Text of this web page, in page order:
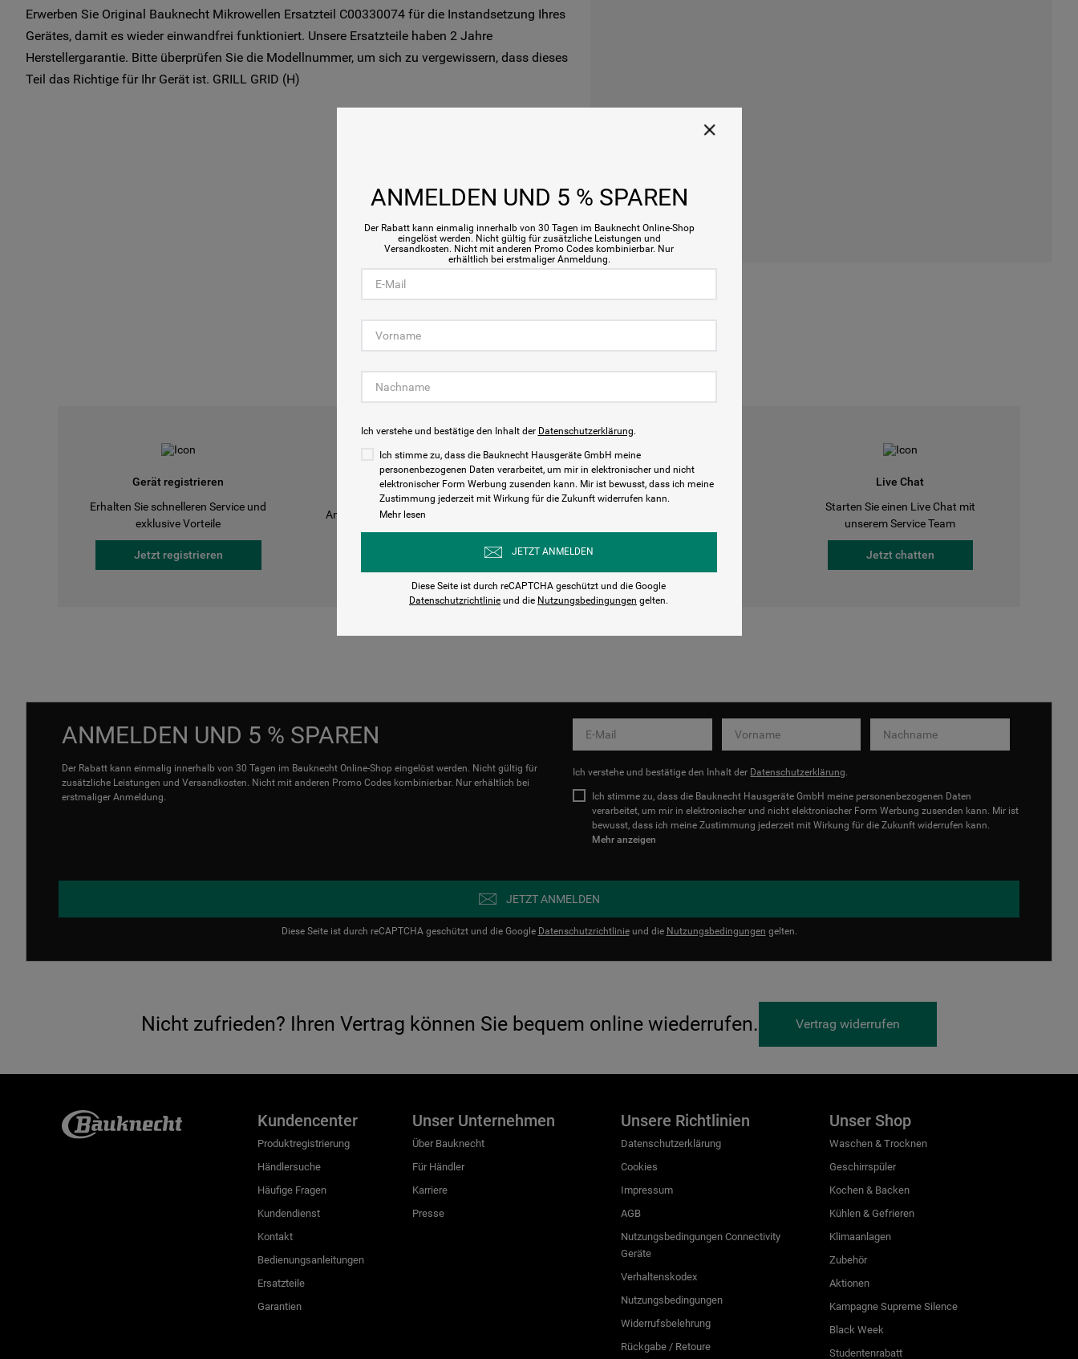
Erwerben Sie Original Bauknecht Mikrowellen Ersatzteil C00330074 für die Instandsetzung Ihres
Gerätes, damit es wieder einwandfrei funktioniert. Unsere Ersatzteile haben 2 Jahre
Herstellergarantie. Bitte überprüfen Sie die Modellnummer, um sich zu vergewissern, dass dieses
Teil das Richtige für Ihr Gerät ist. GRILL GRID (H)
KUNDENCENTER
Gerät registrieren
Erhalten Sie schnelleren Service und
exklusive Vorteile
Jetzt registrieren
Bedienungsanleitungen
Anleitungen finden und herunterladen
Kontakt
Live Chat
Starten Sie einen Live Chat mit
unserem Service Team
Jetzt chatten
ANMELDEN UND 5 % SPAREN
Der Rabatt kann einmalig innerhalb von 30 Tagen im Bauknecht Online-Shop eingelöst werden. Nicht gültig für
zusätzliche Leistungen und Versandkosten. Nicht mit anderen Promo Codes kombinierbar. Nur erhältlich bei
erstmaliger Anmeldung.
Ich verstehe und bestätige den Inhalt der Datenschutzerklärung
Ich stimme zu, dass die Bauknecht Hausgeräte GmbH meine personenbezogenen Daten
verarbeitet, um mir in elektronischer und nicht elektronischer Form Werbung zusenden kann. Mir ist
bewusst, dass ich meine Zustimmung jederzeit mit Wirkung für die Zukunft widerrufen kann.
Mehr anzeigen
JETZT ANMELDEN
Diese Seite ist durch reCAPTCHA geschützt und die Google Datenschutzrichtlinieund die Nutzungsbedingungen gelten.
Nicht zufrieden? Ihren Vertrag können Sie bequem online wiederrufen. Vertrag widerrufen
Kundencenter
Produktregistrierung
Händlersuche
Häufige Fragen
Kundendienst
Kontakt
Bedienungsanleitungen
Ersatzteile
Garantien
Unser Unternehmen
Über Bauknecht
Für Händler
Karriere
Presse
Unsere Richtlinien
Datenschutzerklärung
Cookies
Impressum
AGB
Nutzungsbedingungen Connectivity
Geräte
Verhaltenskodex
Nutzungsbedingungen
Widerrufsbelehrung
Rückgabe / Retoure
Unser Shop
Waschen & Trocknen
Geschirrspüler
Kochen & Backen
Kühlen & Gefrieren
Klimaanlagen
Zubehör
Aktionen
Kampagne Supreme Silence
Black Week
Studentenrabatt
ANMELDEN UND 5 % SPAREN
Der Rabatt kann einmalig innerhalb von 30 Tagen im Bauknecht Online-Shop
eingelöst werden. Nicht gültig für zusätzliche Leistungen und
Versandkosten. Nicht mit anderen Promo Codes kombinierbar. Nur
erhältlich bei erstmaliger Anmeldung.
Ich verstehe und bestätige den Inhalt der Datenschutzerklärung.
Ich stimme zu, dass die Bauknecht Hausgeräte GmbH meine
personenbezogenen Daten verarbeitet, um mir in elektronischer und nicht
elektronischer Form Werbung zusenden kann. Mir ist bewusst, dass ich meine
Zustimmung jederzeit mit Wirkung für die Zukunft widerrufen kann.
Mehr lesen
JETZT ANMELDEN
Diese Seite ist durch reCAPTCHA geschützt und die Google
Datenschutzrichtlinie und die Nutzungsbedingungen gelten.